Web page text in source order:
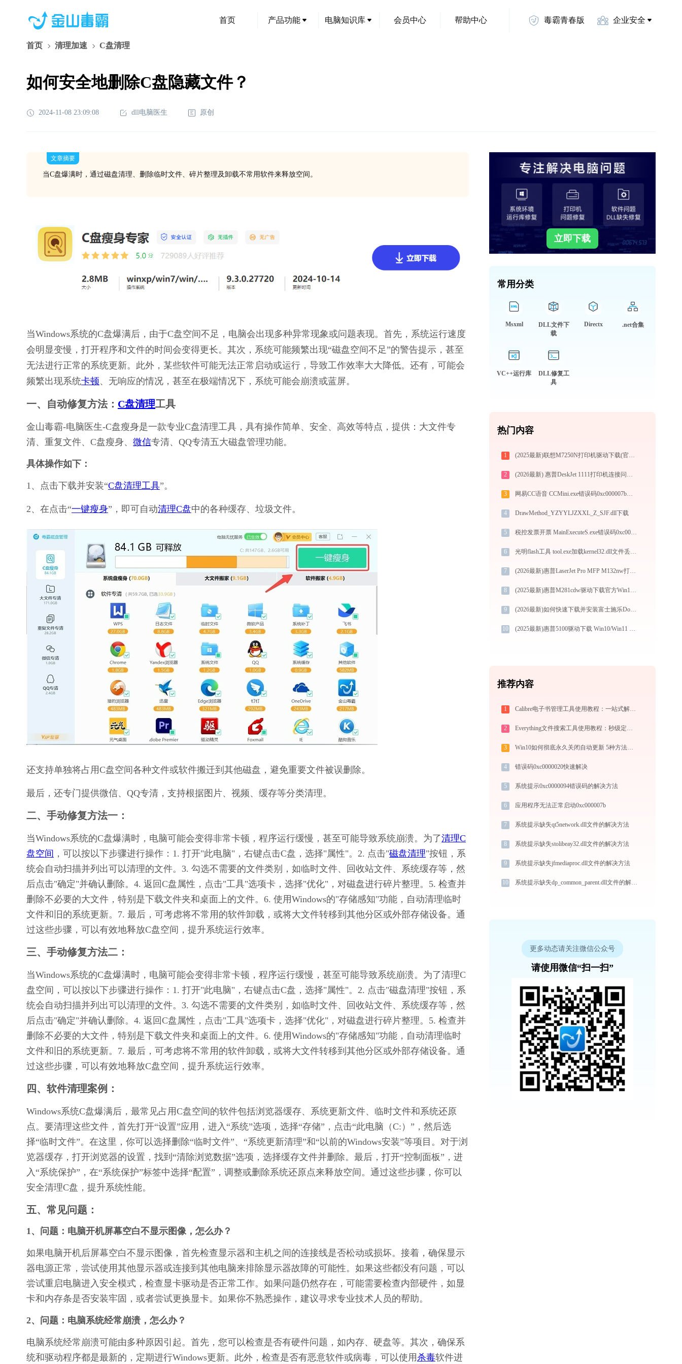
首页 产品功能 电脑知识库 会员中心 帮助中心 毒霸青春版 企业安全
首页 清理加速 C盘清理
如何安全地删除C盘隐藏文件？
2024-11-08 23:09:08 dll电脑医生 原创
文章摘要
当C盘爆满时，通过磁盘清理、删除临时文件、碎片整理及卸载不常用软件来释放空间。
当Windows系统的C盘爆满后，由于C盘空间不足，电脑会出现多种异常现象或问题表现。首先，系统运行速度
会明显变慢，打开程序和文件的时间会变得更长。其次，系统可能频繁出现“磁盘空间不足”的警告提示，甚至
无法进行正常的系统更新。此外，某些软件可能无法正常启动或运行，导致工作效率大大降低。还有，可能会
频繁出现系统卡顿、无响应的情况，甚至在极端情况下，系统可能会崩溃或蓝屏。
一、自动修复方法： C盘清理工具
金山毒霸-电脑医生-C盘瘦身是一款专业C盘清理工具，具有操作简单、安全、高效等特点，提供：大文件专
清、重复文件、C盘瘦身、 微信专清、QQ专清五大磁盘管理功能。
具体操作如下：
1、点击下载并安装“C盘清理工具”。
2、在点击“一键瘦身”，即可自动清理C盘中的各种缓存、垃圾文件。
还支持单独将占用C盘空间各种文件或软件搬迁到其他磁盘，避免重要文件被误删除。
最后，还专门提供微信、QQ专清，支持根据图片、视频、缓存等分类清理。
二、手动修复方法一：
当Windows系统的C盘爆满时，电脑可能会变得非常卡顿，程序运行缓慢，甚至可能导致系统崩溃。为了清理C
盘空间 ，可以按以下步骤进行操作：1. 打开"此电脑"，右键点击C盘，选择"属性"。2. 点击"磁盘清理"按钮，系
统会自动扫描并列出可以清理的文件。3. 勾选不需要的文件类别，如临时文件、回收站文件、系统缓存等，然
后点击"确定"并确认删除。4. 返回C盘属性，点击"工具"选项卡，选择"优化"，对磁盘进行碎片整理。5. 检查并
删除不必要的大文件，特别是下载文件夹和桌面上的文件。6. 使用Windows的"存储感知"功能，自动清理临时
文件和旧的系统更新。7. 最后，可考虑将不常用的软件卸载，或将大文件转移到其他分区或外部存储设备。通
过这些步骤，可以有效地释放C盘空间，提升系统运行效率。
三、手动修复方法二：
当Windows系统的C盘爆满时，电脑可能会变得非常卡顿，程序运行缓慢，甚至可能导致系统崩溃。为了清理C
盘空间，可以按以下步骤进行操作：1. 打开"此电脑"，右键点击C盘，选择"属性"。2. 点击"磁盘清理"按钮，系
统会自动扫描并列出可以清理的文件。3. 勾选不需要的文件类别，如临时文件、回收站文件、系统缓存等，然
后点击"确定"并确认删除。4. 返回C盘属性，点击"工具"选项卡，选择"优化"，对磁盘进行碎片整理。5. 检查并
删除不必要的大文件，特别是下载文件夹和桌面上的文件。6. 使用Windows的"存储感知"功能，自动清理临时
文件和旧的系统更新。7. 最后，可考虑将不常用的软件卸载，或将大文件转移到其他分区或外部存储设备。通
过这些步骤，可以有效地释放C盘空间，提升系统运行效率。
四、软件清理案例：
Windows系统C盘爆满后，最常见占用C盘空间的软件包括浏览器缓存、系统更新文件、临时文件和系统还原
点。要清理这些文件，首先打开“设置”应用，进入“系统”选项，选择“存储”，点击“此电脑（C:）”，然后选
择“临时文件”。在这里，你可以选择删除“临时文件”、“系统更新清理”和“以前的Windows安装”等项目。对于浏
览器缓存，打开浏览器的设置，找到“清除浏览数据”选项，选择缓存文件并删除。最后，打开“控制面板”，进
入“系统保护”，在“系统保护”标签中选择“配置”，调整或删除系统还原点来释放空间。通过这些步骤，你可以
安全清理C盘，提升系统性能。
五、常见问题：
1、问题：电脑开机屏幕空白不显示图像，怎么办？
如果电脑开机后屏幕空白不显示图像，首先检查显示器和主机之间的连接线是否松动或损坏。接着，确保显示
器电源正常，尝试使用其他显示器或连接到其他电脑来排除显示器故障的可能性。如果这些都没有问题，可以
尝试重启电脑进入安全模式，检查显卡驱动是否正常工作。如果问题仍然存在，可能需要检查内部硬件，如显
卡和内存条是否安装牢固，或者尝试更换显卡。如果你不熟悉操作，建议寻求专业技术人员的帮助。
2、问题：电脑系统经常崩溃，怎么办？
电脑系统经常崩溃可能由多种原因引起。首先，您可以检查是否有硬件问题，如内存、硬盘等。其次，确保系
统和驱动程序都是最新的，定期进行Windows更新。此外，检查是否有恶意软件或病毒，可以使用 杀毒软件进
立即下载
常用分类
Msxml
DLL文件下
载
Directx .net合集
VC++运行库
DLL修复工
具
热门内容
1 (2025最新)联想M7250N打印机驱动下载(官方Win10/Win11)
2 (2026最新) 惠普DeskJet 1111打印机连接问题解决方法 -金山毒霸
3 网易CC语音 CCMini.exe错误码0xc000007b处理办法
4 DrawMethod_YZYYLJZXXL_Z_SJF.dll下载
5 税控发票开票 MainExecuteS.exe错误码0xc000000d处理办法
6 光明flash工具 tool.exe加载kernel32.dll文件丢失处理办法
7 (2026最新)惠普LaserJet Pro MFP M132nw打印机驱动安装全攻略：从下载到安装完全教程
8 (2025最新)惠普M281cdw驱动下载官方Win10/Win11支持
9 (2026最新)如何快速下载并安装富士施乐DocuPrint 202打印机驱动：详细步骤解析
10 (2025最新)惠普5100驱动下载 Win10/Win11 官方安装教程
推荐内容
1 Calibre电子书管理工具使用教程：一站式解决电子书格式转换、元数据管理与设备同步
2 Everything文件搜索工具使用教程：秒级定位电脑任意文件的高效搜索神器
3 Win10如何彻底永久关闭自动更新 5种方法教你永久关闭win10自动更新
4 错误码0xc0000020快速解决
5 系统提示0xc0000094错误码的解决方法
6 应用程序无法正常启动0xc000007b
7 系统提示缺失qt5network.dll文件的解决方法
8 系统提示缺失stolibeay32.dll文件的解决方法
9 系统提示缺失jfmediaproc.dll文件的解决方法
10 系统提示缺失dp_common_parent.dll文件的解决方法
更多动态请关注微信公众号
请使用微信“扫一扫”